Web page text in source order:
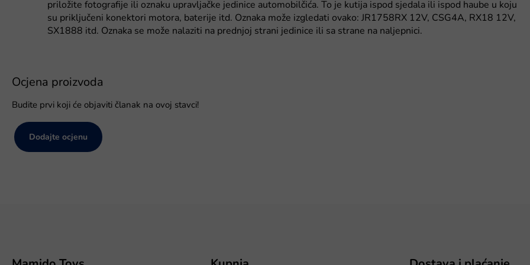
priložite fotografije ili oznaku upravljačke jedinice automobilčića. To je kutija ispod sjedala ili ispod haube u koju
su priključeni konektori motora, baterije itd. Oznaka može izgledati ovako: JR1758RX 12V, CSG4A, RX18 12V,
SX1888 itd. Oznaka se može nalaziti na prednjoj strani jedinice ili sa strane na naljepnici.
Ocjena proizvoda
Budite prvi koji će objaviti članak na ovoj stavci!
Dodajte ocjenu